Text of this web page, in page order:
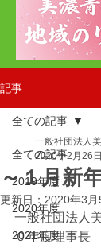
記事
全ての記事
2019年度
2020年度
2021年度
全ての記事
～１月新
一般社団法人
2020年2月26日
更新日： 2020年3月
一般社団法人
０年度理事長